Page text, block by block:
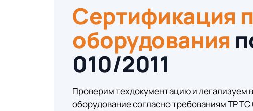
Сертификация
оборудования
010/2011
Проверим техдокументацию и легализуем
оборудование согласно требованиям ТР ТС